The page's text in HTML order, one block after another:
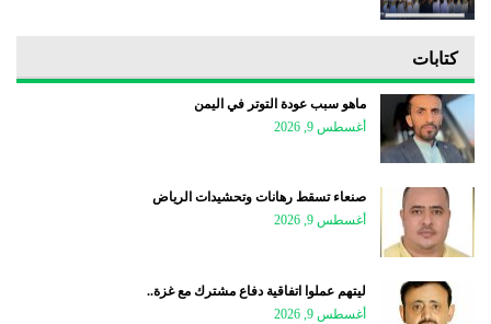
كتابات
ماهو سبب عودة التوتر في اليمن
أغسطس 9, 2026
صنعاء تسقط رهانات وتحشيدات الرياض
أغسطس 9, 2026
ليتهم عملوا اتفاقية دفاع مشترك مع غزة..
أغسطس 9, 2026